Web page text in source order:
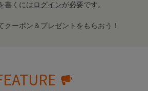
書くにはログインが必要です。
クーポン＆プレゼントをもらおう！